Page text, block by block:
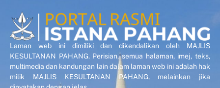
Laman web ini dimiliki dan dikendalikan oleh MAJLIS
KESULTANAN PAHANG. Perisian, semua halaman, imej, teks,
multimedia dan kandungan lain dalam laman web ini adalah hak
milik MAJLIS KESULTANAN PAHANG, melainkan jika